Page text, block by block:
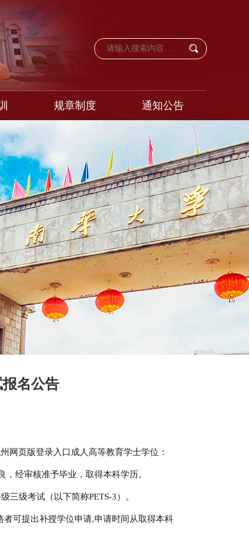
规章制度 通知公告
名公告
网页版登录入口成人高等教育学士学位：
经审核准予毕业，取得本科学历。
级考试（以下简称PETS-3）。
可提出补授学位申请,申请时间从取得本科